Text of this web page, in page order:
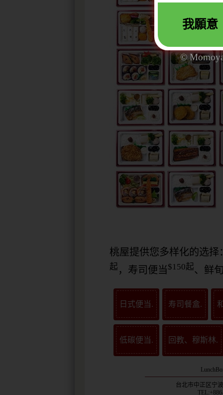
桃屋提供您多样化的选择
起 ，寿司便当$150起、鲜
日式便当. 寿司餐盒.
低碳便当. 回教、穆斯林.
台北市中正区宁
我願意
©